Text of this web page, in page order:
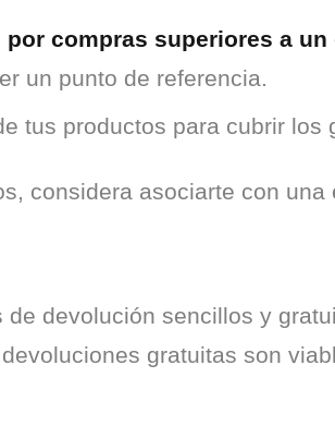
compras superiores a
un punto de referencia.
tus productos para cubrir los
considera asociarte con
devolución sencillos y
gratuitas son